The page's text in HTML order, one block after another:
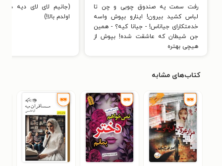
رفت سمت یه صندوق چوبی و چن تا
لباس کشید بیرون! اینارو بپوش واسه
خدمتکارای جیاناس! - جیانا کیه؟ - همین
جن شیطان که عاشقت شده! بپوش از
هیچی بهتره
(جانیم لای لای دیه دیه
اولدم بالا!)
کتاب‌های مشابه